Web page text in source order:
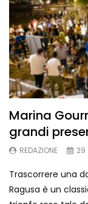
Marina
grandi
REDAZIONE 29
Trascorrere una
Ragusa è un